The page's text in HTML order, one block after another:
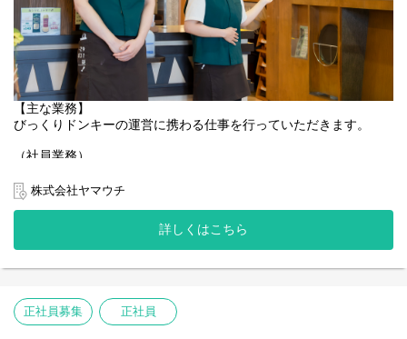
【主な業務】
びっくりドンキーの運営に携わる仕事を行っていただきます。
（社員業務）
アルバイトの採用面接・指導・教育
シフト作成
会議資料の作成・事業部内会議への参加
数値管理（売り上げ）・材料の発 注業務等
（アルバイト業務のサポート）
接客・お料理の提供・テーブルの片付け 等
※オーダーはタッチパッドでのオーダーになります。
株式会社ヤマウチ
詳しくはこちら
正社員募集 正社員